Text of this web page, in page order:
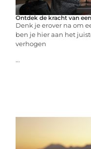
Ontdek de kracht van
Denk je erover na om
ben je hier aan het
verhogen
...